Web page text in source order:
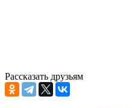
Рассказать друзьям